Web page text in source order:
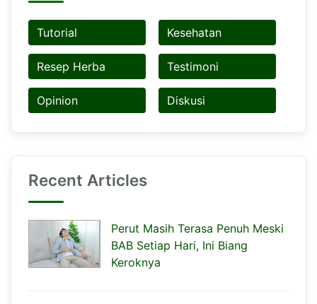
Tutorial Kesehatan
Resep Herba Testimoni
Opinion Diskusi
Recent Articles
Perut Masih Terasa Penuh Meski
BAB Setiap Hari, Ini Biang
Keroknya